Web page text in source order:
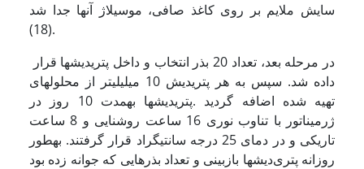
سایش ملایم بر روی کاغذ صافی، موسیلاژ آنها جدا شد
(18).
داده شد. سپس به هر پتری­دیش 10 میلی­لیتر از محلول­های
تهیه شده اضافه گردید .پتری­دیش­ها به­مدت 10 روز در
ژرمیناتور با تناوب نوری 16 ساعت روشنایی و 8 ساعت
تاریکی و در دمای 25 درجه سانتیگراد قرار گرفتند. به­طور
روزانه پتری‌دیش­ها بازبینی و تعداد بذرهایی که جوانه زده بود